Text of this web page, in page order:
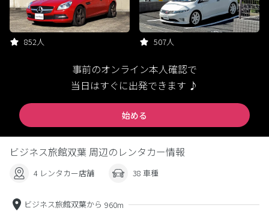
852人 507人
事前のオンライン本人確認で
当日はすぐに出発できます ♪
始める
ビジネス旅館双葉 周辺のレンタカー情報
4 レンタカー店舗 38 車種
ビジネス旅館双葉から 960m